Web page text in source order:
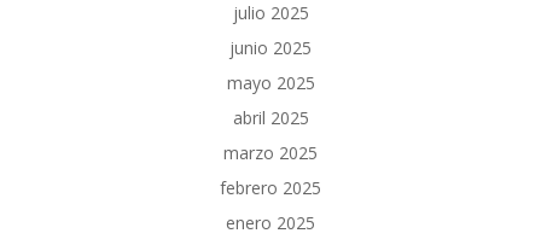
julio 2025
junio 2025
mayo 2025
abril 2025
marzo 2025
febrero 2025
enero 2025